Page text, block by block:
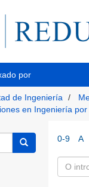
por
de Ingeniería
en Ingeniería
0-9 A